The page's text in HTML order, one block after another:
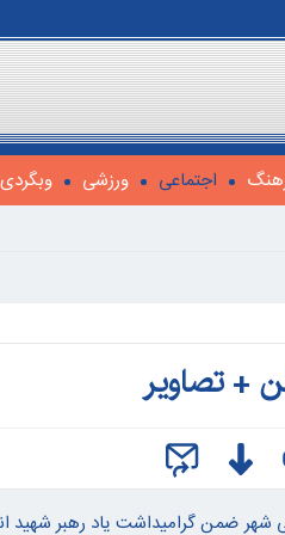
اجتماعی ورزشی وبگردی
+ تصاویر
شهر ضمن گرامیداشت یاد رهبر